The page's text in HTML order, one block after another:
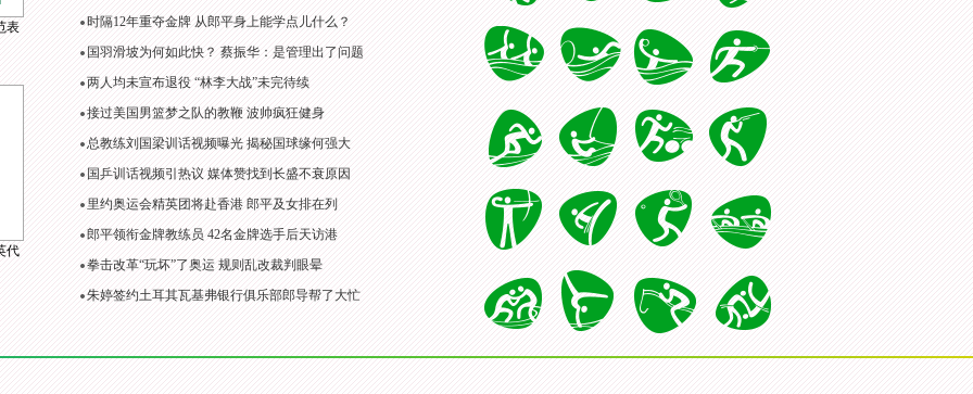
表
代
时隔12年重夺金牌 从郎平身上能学点儿什么？
国羽滑坡为何如此快？ 蔡振华：是管理出了问题
两人均未宣布退役 “林李大战”未完待续
接过美国男篮梦之队的教鞭 波帅疯狂健身
总教练刘国梁训话视频曝光 揭秘国球缘何强大
国乒训话视频引热议 媒体赞找到长盛不衰原因
里约奥运会精英团将赴香港 郎平及女排在列
郎平领衔金牌教练员 42名金牌选手后天访港
拳击改革“玩坏”了奥运 规则乱改裁判眼晕
朱婷签约土耳其瓦基弗银行俱乐部郎导帮了大忙